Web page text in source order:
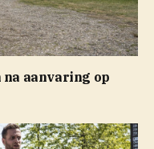
aanvaring op